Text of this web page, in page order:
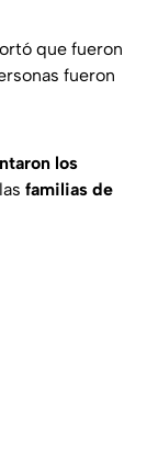
que fueron
fueron
los
familias de